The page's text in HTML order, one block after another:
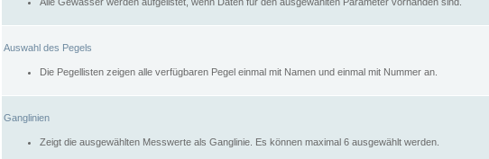
Auswahl des Pegels
Die Pegellisten zeigen alle verfügbaren Pegel einmal mit Namen und einmal mit Nummer an.
Ganglinien
Zeigt die ausgewählten Messwerte als Ganglinie. Es können maximal 6 ausgewählt werden.